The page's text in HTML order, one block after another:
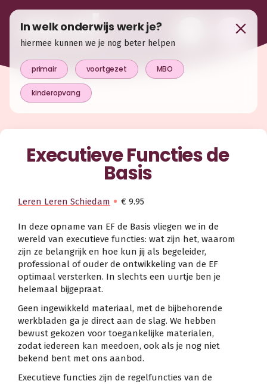
Executieve Functies de
Basis
Leren Leren Schiedam € 9.95
In deze opname van EF de Basis vliegen we in de
wereld van executieve functies: wat zijn het, waarom
zijn ze belangrijk en hoe kun jij als begeleider,
professional of ouder de ontwikkeling van de EF
optimaal versterken. In slechts een uurtje ben je
helemaal bijgepraat.
Geen ingewikkeld materiaal, met de bijbehorende
werkbladen ga je direct aan de slag. We hebben
bewust gekozen voor toegankelijke materialen,
zodat iedereen kan meedoen, ook als je nog niet
bekend bent met ons aanbod.
Executieve functies zijn de regelfuncties van de
In welk onderwijs werk je?
hiermee kunnen we je nog beter helpen
primair voortgezet MBO
kinderopvang